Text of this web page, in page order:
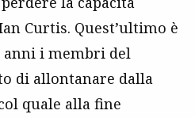
Curtis. Quest’ultimo è
anni i membri del
di allontanare dalla
quale alla fine